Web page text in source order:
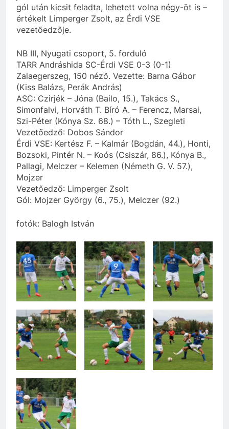
gól után kicsit feladta, lehetett volna négy-öt is –
értékelt Limperger Zsolt, az Érdi VSE
vezetőedzője.
NB III, Nyugati csoport, 5. forduló
TARR Andráshida SC-Érdi VSE 0-3 (0-1)
Zalaegerszeg, 150 néző. Vezette: Barna Gábor
(Kiss Balázs, Perák András)
ASC: Czirjék – Jóna (Bailo, 15.), Takács S.,
Simonfalvi, Horváth T. Bíró A. – Ferencz, Marsai,
Szi-Péter (Kónya Sz. 68.) – Tóth L., Szegleti
Vezetőedző: Dobos Sándor
Érdi VSE: Kertész F. – Kalmár (Bogdán, 44.), Honti,
Bozsoki, Pintér N. – Koós (Csiszár, 86.), Kónya B.,
Pallagi, Melczer – Kelemen (Németh G. V. 57.),
Mojzer
Vezetőedző: Limperger Zsolt
Gól: Mojzer György (6., 75.), Melczer (92.)
fotók: Balogh István